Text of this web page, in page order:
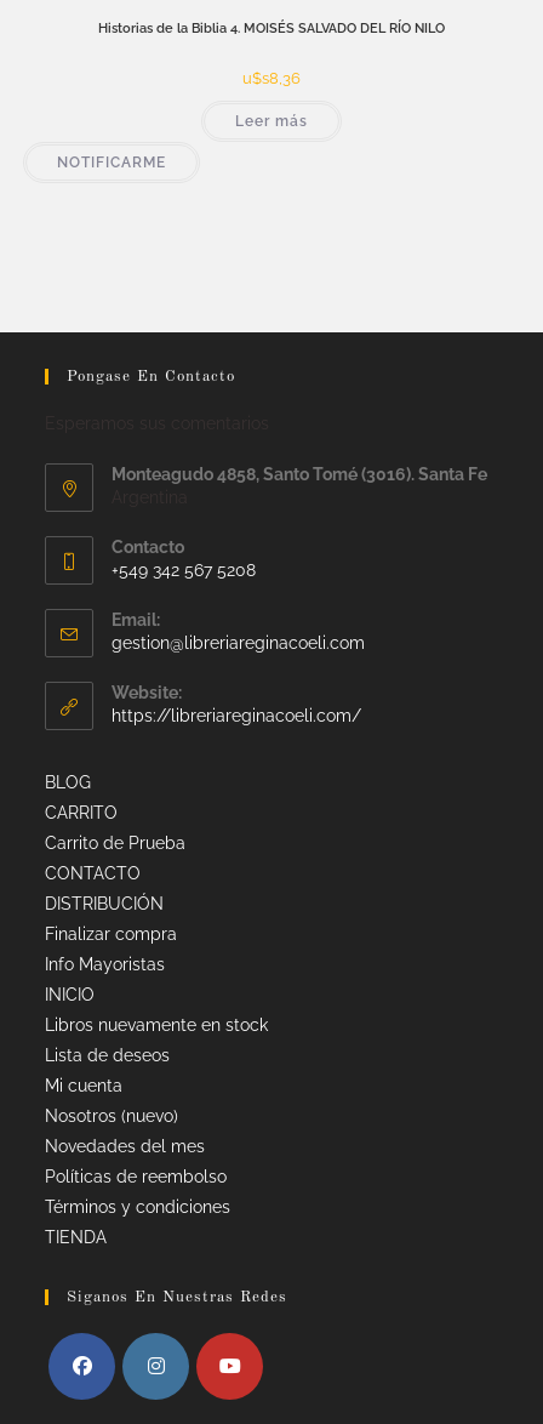
Historias de la Biblia 4. MOISÉS SALVADO DEL RÍO NILO
u$s8,36
Leer más
NOTIFICARME
Pongase En Contacto
Monteagudo 4858, Santo Tomé (3016). Santa Fe
Contacto
+549 342 567 5208
Email:
gestion@libreriareginacoeli.com
Website:
https://libreriareginacoeli.com/
BLOG
CARRITO
Carrito de Prueba
CONTACTO
DISTRIBUCIÓN
Finalizar compra
Info Mayoristas
INICIO
Libros nuevamente en stock
Lista de deseos
Mi cuenta
Nosotros (nuevo)
Novedades del mes
Políticas de reembolso
Términos y condiciones
TIENDA
Siganos En Nuestras Redes